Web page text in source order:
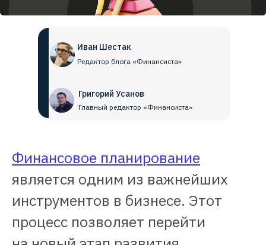
Григорий Усанов
Главный редактор «Финансиста»
Иван Шестак
Редактор блога «Финансиста»
Финансовое планирование
является одним из важнейших
инструментов в бизнесе. Этот
процесс позволяет перейти